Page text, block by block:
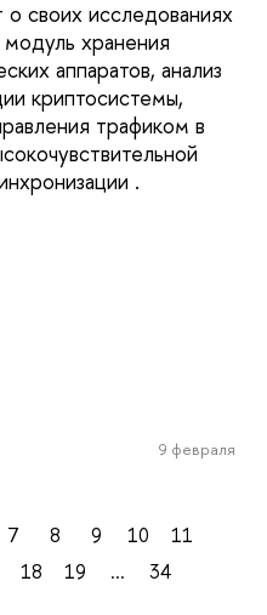
своих исследованиях
модуль хранения
аппаратов, анализ
криптосистемы,
трафиком в
.
9 февраля
7 8 9 10
11
18 19 ... 34